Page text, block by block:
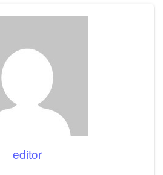
editor